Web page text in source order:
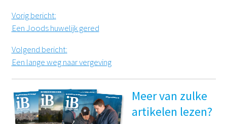
Vorig bericht:
Een Joods huwelijk gered
Volgend bericht:
Een lange weg naar vergeving
Meer van zulke
artikelen lezen?